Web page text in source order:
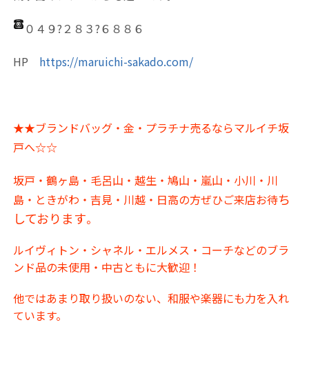
０４９?２８３?６８８６
HP https://maruichi-sakado.com/
★★ブランドバッグ・金・プラチナ売るならマルイチ坂
戸へ☆☆
坂戸・鶴ヶ島・毛呂山・越生・鳩山・嵐山・小川・川
島・ときがわ・吉見・川越・日高の方ぜひご来店お待ち
しております。
ルイヴィトン・シャネル・エルメス・コーチなどのブラ
ンド品の未使用・中古ともに大歓迎！
他ではあまり取り扱いのない、和服や楽器にも力を入れ
ています。